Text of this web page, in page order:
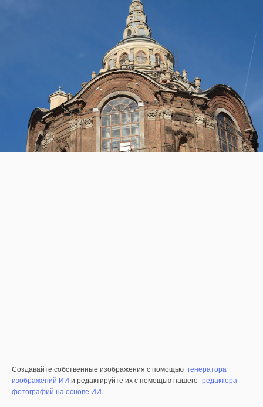
Создавайте собственные изображения с помощью генератора
изображений ИИ и редактируйте их с помощью нашего редактора
фотографий на основе ИИ.